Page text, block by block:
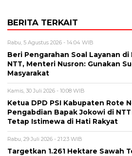
BERITA TERKAIT
Rabu, 5 Agustus 2026 - 14:04 WIB
Beri Pengarahan Soal Layanan di
NTT, Menteri Nusron: Gunakan
Masyarakat
Kamis, 30 Juli 2026 - 10:08 WIB
Ketua DPD PSI Kabupaten Rote
Pengabdian Bapak Jokowi di
Tetap Istimewa di Hati Rakyat
Rabu, 29 Juli 2026 - 21:23 WIB
Targetkan 1.261 Hektare Sawah